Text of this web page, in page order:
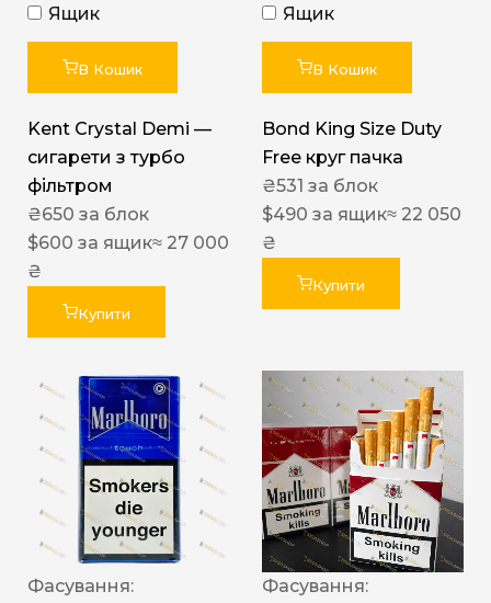
Ящик
В Кошик
Kent Crystal Demi —
сигарети з турбо
фільтром
₴650 за блок
$600 за ящик≈ 27 000
₴
Купити
Ящик
В Кошик
Bond King Size Duty
Free круг пачка
₴531 за блок
$490 за ящик≈ 22 050
₴
Купити
Фасування:
Фасування: